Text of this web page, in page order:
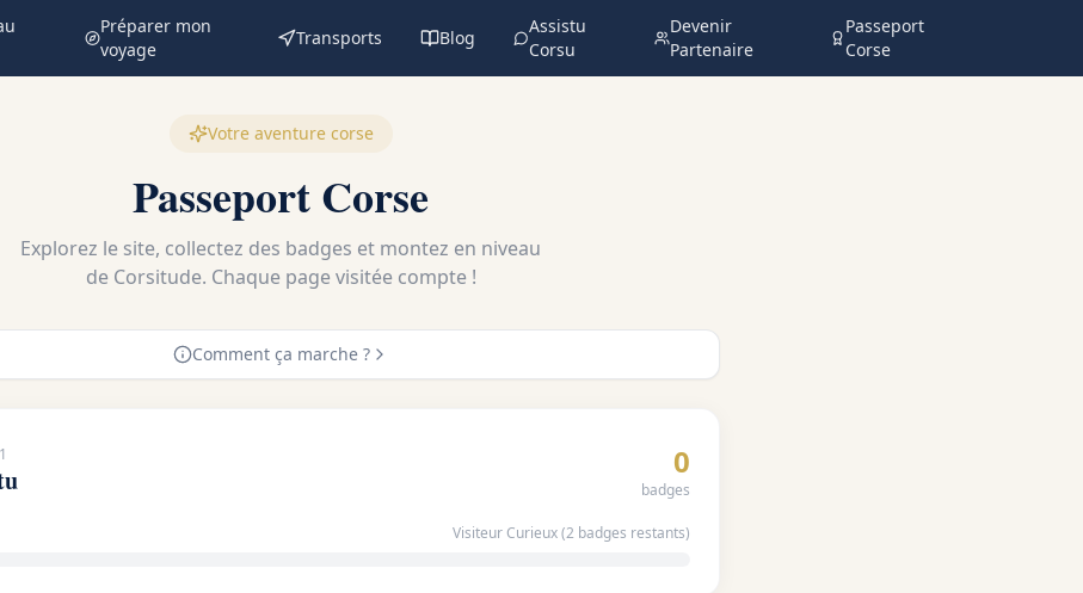
Préparer mon
voyage
Transports Blog
Assistu
Corsu
Devenir
Partenaire
Passeport
Corse
Votre aventure corse
Passeport Corse
Explorez le site, collectez des badges et montez en niveau
de Corsitude. Chaque page visitée compte !
Comment ça marche ?
1 0
badges
Visiteur Curieux(2 badges restants)